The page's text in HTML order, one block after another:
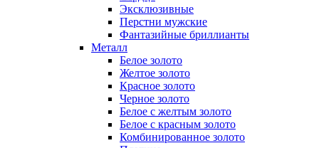
Эксклюзивные
Перстни мужские
Фантазийные бриллианты
Металл
Белое золото
Желтое золото
Красное золото
Черное золото
Белое с желтым золото
Белое с красным золото
Комбинированное золото